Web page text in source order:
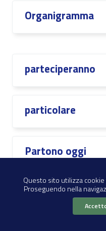
Questo sito utilizza
Proseguendo nella
Organigramma
parteciperanno
particolare
Partono oggi